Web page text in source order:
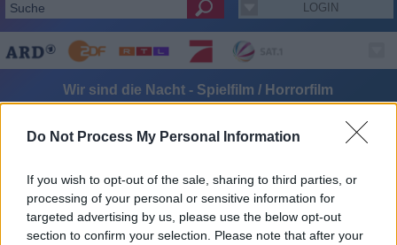
Do Not Process My Personal Information
If you wish to opt-out of the sale, sharing to third parties, or
processing of your personal or sensitive information for
targeted advertising by us, please use the below opt-out
section to confirm your selection. Please note that after your
LOGIN
Wir sind die Nacht - Spielfilm / Horrorfilm